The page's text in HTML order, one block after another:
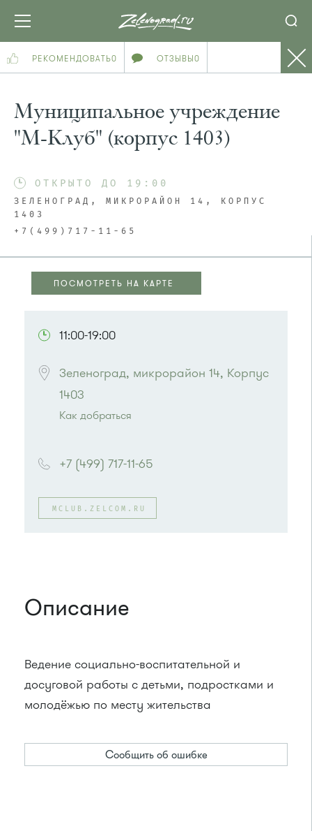
РЕКОМЕНДОВАТЬ0 ОТЗЫВЫ0
Муниципальное учреждение
"М-Клуб" (корпус 1403)
ОТКРЫТО ДО 19:00
ЗЕЛЕНОГРАД, МИКРОРАЙОН 14, КОРПУС
1403
+7(499)717-11-65
ПОСМОТРЕТЬ НА КАРТЕ
11:00-19:00
Зеленоград, микрорайон 14, Корпус
1403
Как добраться
Автобусы № 14, 18, 19, 400к.
Маршрутка № 164, 419м
Автобусы № 14, 17, 18, 19, 20, 357, 374, 400к,
495, 497.
+7 (499) 717-11-65
MCLUB.ZELCOM.RU
Описание
Ведение социально-воспитательной и
досуговой работы с детьми, подростками и
молодёжью по месту жительства
Сообщить об ошибке